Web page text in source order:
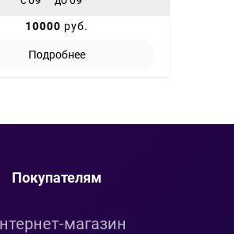
10000 руб.
Подробнее
Покупателям
магазин